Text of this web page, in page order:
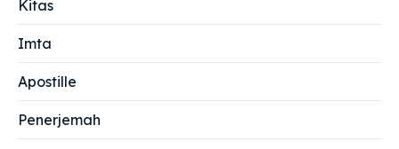
Kitas
Imta
Apostille
Penerjemah